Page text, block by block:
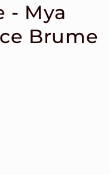
- Mya
Brume